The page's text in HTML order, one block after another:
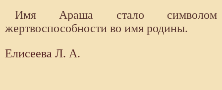
Имя Араша стало символом
жертвоспособности во имя родины.
Елисеева Л. А.